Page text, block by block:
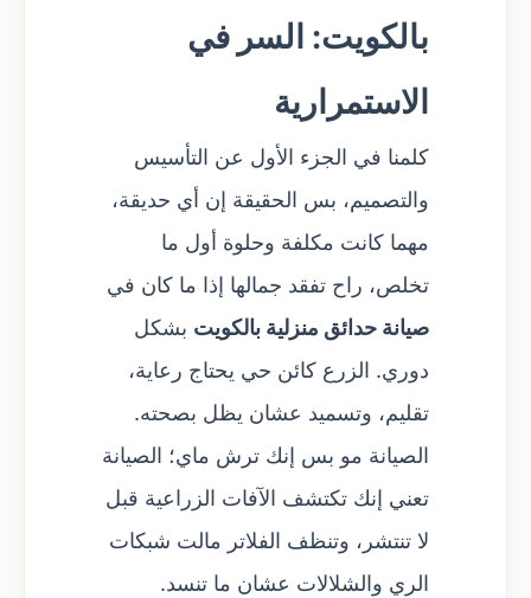
بالكويت: السر في
الاستمرارية
كلمنا في الجزء الأول عن التأسيس
والتصميم، بس الحقيقة إن أي حديقة،
مهما كانت مكلفة وحلوة أول ما
تخلص، راح تفقد جمالها إذا ما كان في
صيانة حدائق منزلية بالكويت بشكل
دوري. الزرع كائن حي يحتاج رعاية،
تقليم، وتسميد عشان يظل بصحته.
الصيانة مو بس إنك ترش ماي؛ الصيانة
تعني إنك تكتشف الآفات الزراعية قبل
لا تنتشر، وتنظف الفلاتر مالت شبكات
الري والشلالات عشان ما تنسد.